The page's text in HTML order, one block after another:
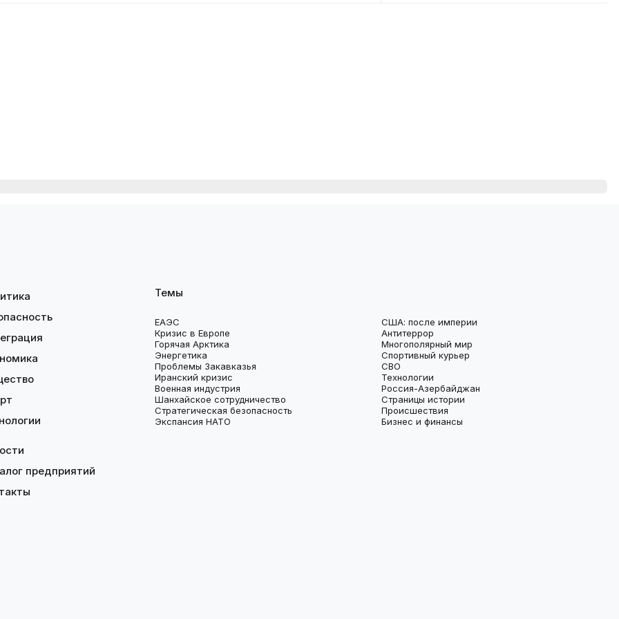
предприятий
Темы
ЕАЭС
США: после империи
Кризис в Европе
Антитеррор
Горячая Арктика
Многополярный мир
Энергетика
Спортивный курьер
Проблемы Закавказья
СВО
Иранский кризис
Технологии
Военная индустрия
Россия-Азербайджан
Шанхайское сотрудничество
Страницы истории
Стратегическая безопасность
Происшествия
Экспансия НАТО
Бизнес и финансы